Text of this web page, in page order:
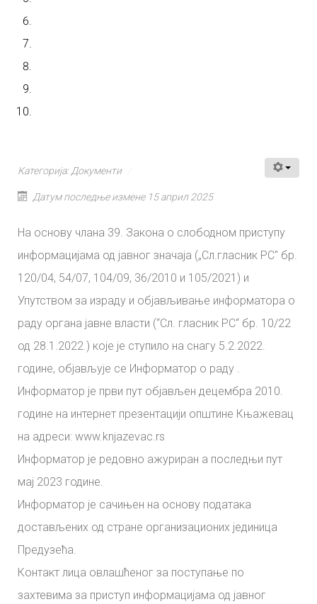
Категорија: Документи
Датум последње измене 15 април 2025
На основу члана 39. Закона о слободном приступу
информацијама од јавног значаја („Сл.гласник РС" бр.
120/04, 54/07, 104/09, 36/2010 и 105/2021) и
Упутством за израду и објављивање информатора о
раду органа јавне власти (“Сл. гласник РС“ бр. 10/22
од 28.1.2022.) које је ступило на снагу 5.2.2022.
године, објављује се Информатор о раду .
Информатор је први пут објављен децембра 2010.
године на интернет презентацији општине Књажевац
на адреси: www.knjazevac.rs
Информатор је редовно ажуриран а последњи пут
мај 2023 године.
Информатор је сачињен на основу података
достављених од стране организационих јединица
Предузећа.
Контакт лица овлашћеног за поступање по
захтевима за приступ информацијама од јавног